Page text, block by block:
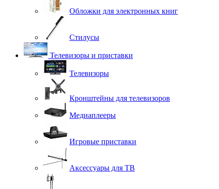
Обложки для электронных книг
Стилусы
Телевизоры и приставки
Телевизоры
Кронштейны для телевизоров
Медиаплееры
Игровые приставки
Аксессуары для ТВ